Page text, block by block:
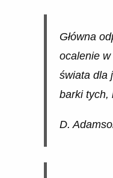
Główna
ocalenie w
świata dla
barki tych,
D.